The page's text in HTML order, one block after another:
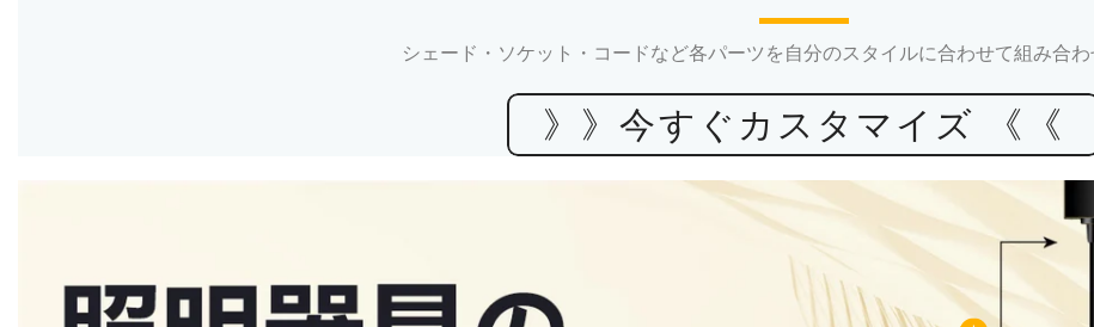
シェード・ソケット・コードなど各パーツを自分のスタイルに合わせて組み合わ
》》今すぐカスタマイズ 《《